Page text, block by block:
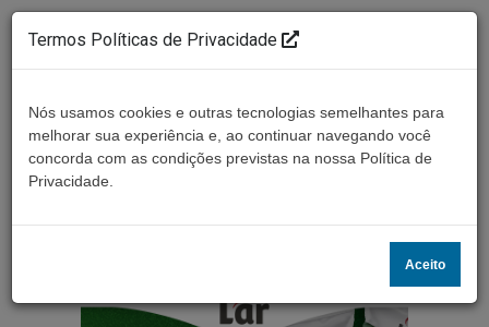
Termos Políticas de Privacidade
Nós usamos cookies e outras tecnologias semelhantes para
melhorar sua experiência e, ao continuar navegando você
concorda com as condições previstas na nossa Política de
Privacidade.
Aceito